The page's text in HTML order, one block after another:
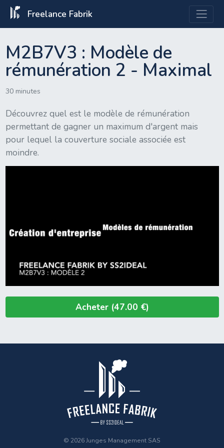
Freelance Fabrik
M2B7V3 : Modèle de
rémunération 2 - Maximal
30 minutes
Découvrez quel est le modèle de rémunération
permettant de gagner un maximum d'argent mais
pour lequel la couverture sociale associée est
moindre.
Acheter (47.00 €)
© 2026 Junges Management SAS